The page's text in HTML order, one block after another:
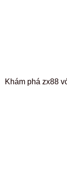
Khám phá zx88